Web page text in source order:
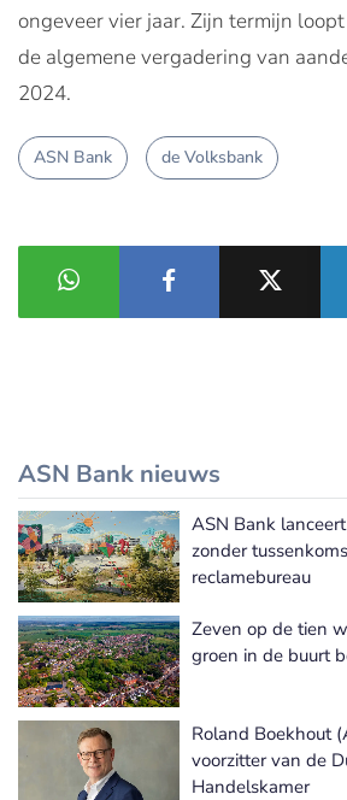
ongeveer vier jaar. Zijn termijn
de algemene vergadering van
2024.
ASN Bank de Volksbank
ASN Bank nieuws
ASN Bank
zonder
reclamebureau
Zeven op de tien
groen in de buurt
Roland Boekhout
voorzitter van de
Handelskamer